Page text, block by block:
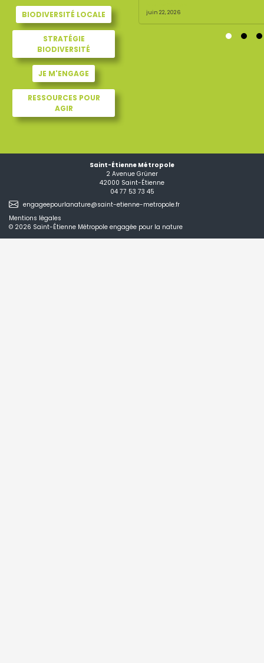
BIODIVERSITÉ LOCALE
STRATÉGIE
BIODIVERSITÉ
JE M'ENGAGE
RESSOURCES POUR
AGIR
Nicolas GOIRAN
juin 22, 2026
Saint-Étienne Métropole
2 Avenue Grüner
42000 Saint-Étienne
04 77 53 73 45
engageepourlanature@saint-etienne-metropole.fr
Mentions légales
© 2026 Saint-Étienne Métropole engagée pour la nature